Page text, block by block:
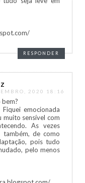
RESPONDER
2020 18:16
emocionada
muito sensível com
As vezes
também, de como
pois tudo
pelo menos